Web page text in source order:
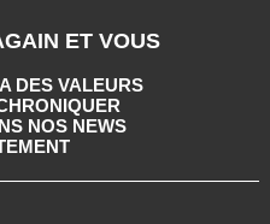
ET VOUS
DES VALEURS
NOS NEWS